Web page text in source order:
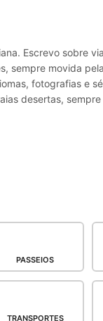
Escrevo sobre
sempre movida
fotografias e
desertas,
PASSEIOS
TRANSPORTES